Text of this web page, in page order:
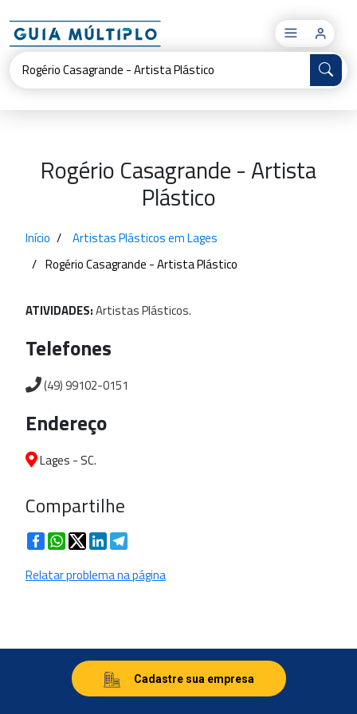
×
Rogério Casagrande - Artista
Plástico
Início
Artistas Plásticos em Lages
Rogério Casagrande - Artista Plástico
ATIVIDADES:ArtistasPlásticos.
Telefones
(49) 99102-0151
Endereço
Lages - SC.
Compartilhe
FacebookWhatsApp
TwitterLinkedIn
Relatar problema na página
Cadastre sua empresa